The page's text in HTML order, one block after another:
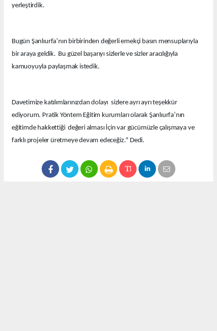
yerleştirdik.
Bugün Şanlıurfa’nın birbirinden değerli emekçi basın mensuplarıyla
bir araya geldik. Bu güzel başarıyı sizlerle ve sizler aracılığıyla
kamuoyuyla paylaşmak istedik.
Davetimize katılımlarınızdan dolayı sizlere ayrı ayrı teşekkür
ediyorum. Pratik Yöntem Eğitim kurumları olarak Şanlıurfa’nın
eğitimde hakkettiği değeri alması İçin var gücümüzle çalışmaya ve
farklı projeler üretmeye devam edeceğiz." Dedi.